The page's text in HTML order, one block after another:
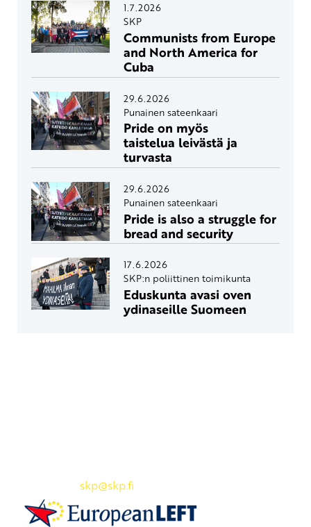
1.7.2026
SKP
Communists from Europe
and North America for
Cuba
29.6.2026
Punainen sateenkaari
Pride on myös
taistelua leivästä ja
turvasta
29.6.2026
Punainen sateenkaari
Pride is also a struggle for
bread and security
17.6.2026
SKP:n poliittinen toimikunta
Eduskunta avasi oven
ydinaseille Suomeen
skp@skp.fi